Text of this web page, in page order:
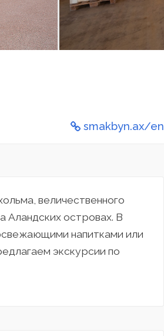
smakbyn.ax/en
величественного
Аландских островах. В
напитками или
экскурсии по